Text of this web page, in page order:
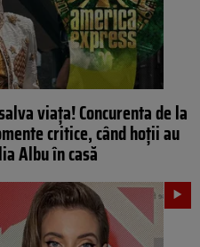
viața! Concurenta de la
critice, când hoții au
Albu în casă